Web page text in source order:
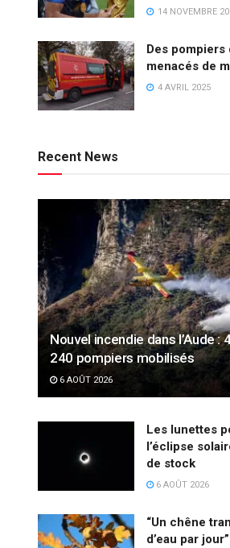
14 NOVEMBRE
Des pompiers
menacés de
4 AVRIL 2025
Recent News
Nouvel incendie dans l’Aude :
240 pompiers mobilisés
6 AOÛT 2026
Les lunettes
l’éclipse
de stock
6 AOÛT 2026
“Un chêne
d’eau par jour”